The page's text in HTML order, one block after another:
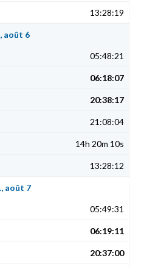
13:28:19
août 6
05:48:21
06:18:07
20:38:17
21:08:04
14h 20m 10s
13:28:12
août 7
05:49:31
06:19:11
20:37:00